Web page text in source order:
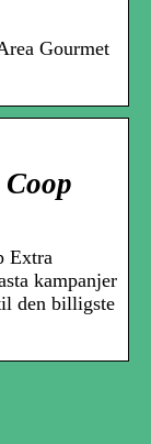
Gourmet
Extra
kampanjer
den billigste